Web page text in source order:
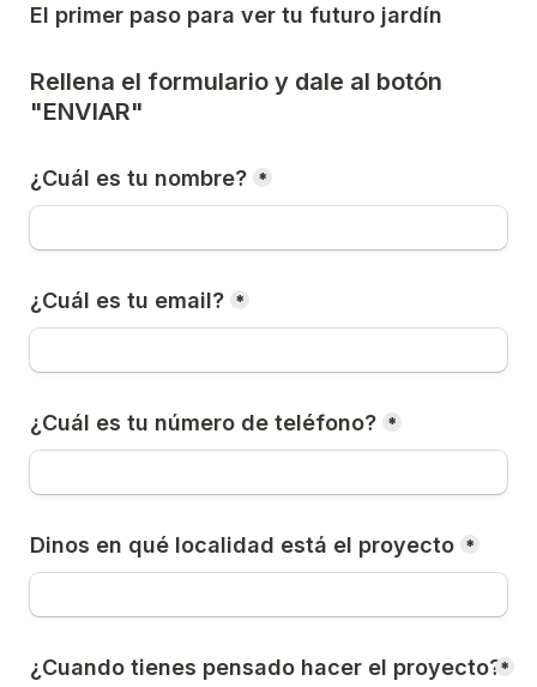
El primer paso para ver tu futuro jardín
Rellena el formulario y dale al botón
"ENVIAR"
¿Cuál es tu nombre? *
¿Cuál es tu email? *
¿Cuál es tu número de teléfono? *
Dinos en qué localidad está el proyecto *
¿Cuando tienes pensado hacer el proyecto?*